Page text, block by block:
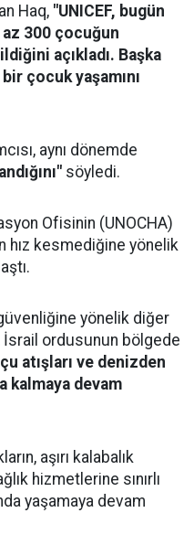
Haq, "UNICEF, bugün
300 çocuğun
açıkladı. Başka
çocuk yaşamını
aynı dönemde
söyledi.
Ofisinin (UNOCHA)
hız kesmediğine yönelik
yönelik diğer
ordusunun bölgede
atışları ve denizden
kalmaya devam
aşırı kalabalık
hizmetlerine sınırlı
yaşamaya devam